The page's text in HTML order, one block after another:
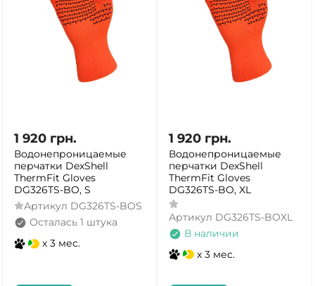
1 920 грн.
Водонепроницаемые
перчатки DexShell
ThermFit Gloves
DG326TS-BO, S
Артикул DG326TS-BOS
Осталась 1 штука
x 3 мес.
1 920 грн.
Водонепроницаемые
перчатки DexShell
ThermFit Gloves
DG326TS-BO, XL
Артикул DG326TS-BOXL
В наличии
x 3 мес.